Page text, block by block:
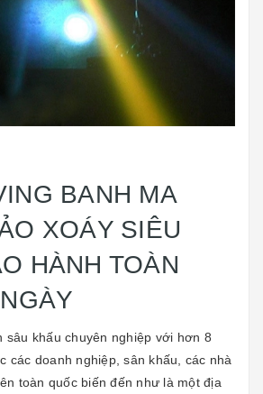
BANH MA
XOÁY SIÊU
HÀNH TOÀN
sâu khấu chuyên nghiệp với hơn 8
các doanh nghiệp, sân khấu, các nhà
toàn quốc biến đến như là một địa